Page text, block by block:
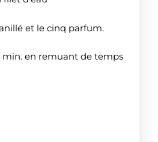
et le cinq parfum.
min. en remuant de temps